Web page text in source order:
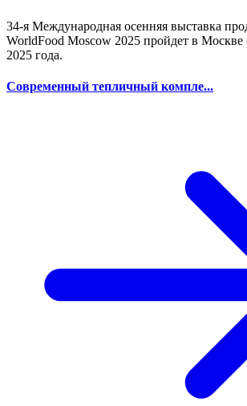
34-я Международная осенняя выставка
WorldFood Moscow 2025 пройдет в Москве
2025 года.
Современный тепличный компле...